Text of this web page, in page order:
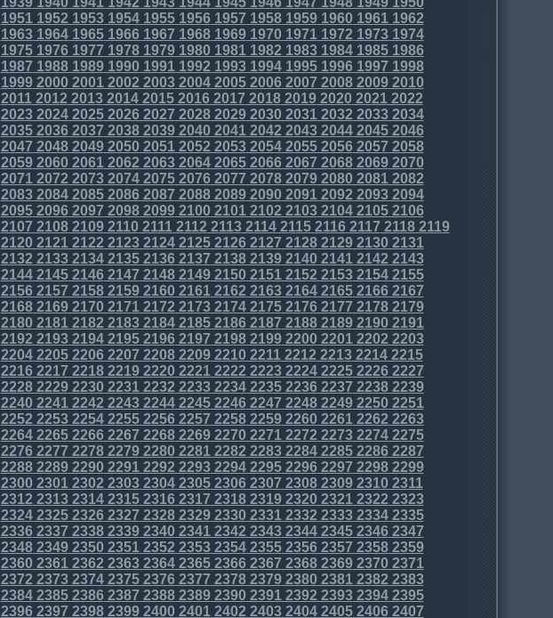
19511952 19531954195519561957 19581959196019611962
19631964196519661967 19681969197019711972 19731974
197519761977 19781979198019811982 1983198419851986
1987 19881989199019911992 19931994199519961997 1998
1999200020012002 20032004200520062007 200820092010
20112012 20132014201520162017 20182019202020212022
20232024202520262027 20282029203020312032 20332034
203520362037 20382039204020412042 2043204420452046
2047 20482049205020512052 20532054205520562057 2058
2059206020612062 20632064206520662067 206820692070
20712072 20732074207520762077 20782079208020812082
20832084208520862087 20882089209020912092 20932094
209520962097 20982099210021012102 2103210421052106
2107 21082109211021112112 21132114211521162117 21182119
212021212122 21232124212521262127 2128212921302131
2132 21332134213521362137 21382139214021412142 2143
2144214521462147 21482149215021512152 215321542155
21562157 21582159216021612162 21632164216521662167
21682169217021712172 21732174217521762177 21782179
218021812182 21832184218521862187 2188218921902191
2192 21932194219521962197 21982199220022012202 2203
2204220522062207 22082209221022112212 221322142215
22162217 22182219222022212222 22232224222522262227
22282229223022312232 22332234223522362237 22382239
224022412242 22432244224522462247 2248224922502251
2252 22532254225522562257 22582259226022612262 2263
2264226522662267 22682269227022712272 227322742275
22762277 22782279228022812282 22832284228522862287
22882289229022912292 22932294229522962297 22982299
230023012302 23032304230523062307 2308230923102311
2312 23132314231523162317 23182319232023212322 2323
2324232523262327 23282329233023312332 233323342335
23362337 23382339234023412342 23432344234523462347
23482349235023512352 23532354235523562357 23582359
236023612362 23632364236523662367 2368236923702371
2372 23732374237523762377 23782379238023812382 2383
2384238523862387 23882389239023912392 239323942395
23962397 23982399240024012402 24032404240524062407